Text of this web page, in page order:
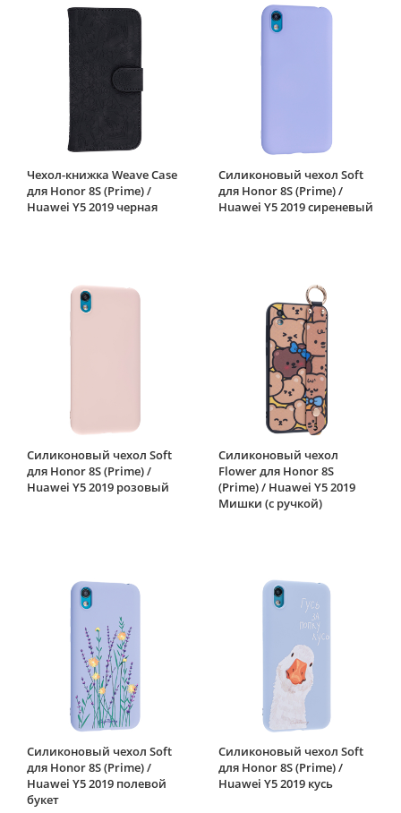
Чехол-книжка Weave Case
для Honor 8S (Prime) /
Huawei Y5 2019 черная
Силиконовый чехол Soft
для Honor 8S (Prime) /
Huawei Y5 2019 сиреневый
Силиконовый чехол Soft
для Honor 8S (Prime) /
Huawei Y5 2019 розовый
Силиконовый чехол
Flower для Honor 8S
(Prime) / Huawei Y5 2019
Мишки (с ручкой)
Силиконовый чехол Soft
для Honor 8S (Prime) /
Huawei Y5 2019 полевой
букет
Силиконовый чехол Soft
для Honor 8S (Prime) /
Huawei Y5 2019 кусь